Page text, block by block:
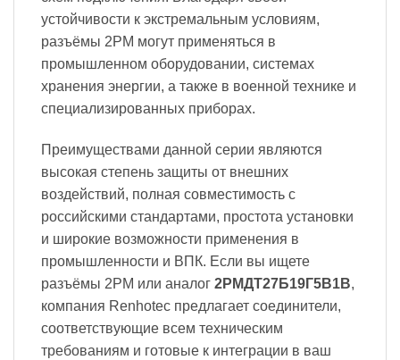
устойчивости к экстремальным условиям,
разъёмы 2PM могут применяться в
промышленном оборудовании, системах
хранения энергии, а также в военной технике и
специализированных приборах.
Преимуществами данной серии являются
высокая степень защиты от внешних
воздействий, полная совместимость с
российскими стандартами, простота установки
и широкие возможности применения в
промышленности и ВПК. Если вы ищете
разъёмы 2PM или аналог 2РМДТ27Б19Г5В1В,
компания Renhotec предлагает соединители,
соответствующие всем техническим
требованиям и готовые к интеграции в ваш